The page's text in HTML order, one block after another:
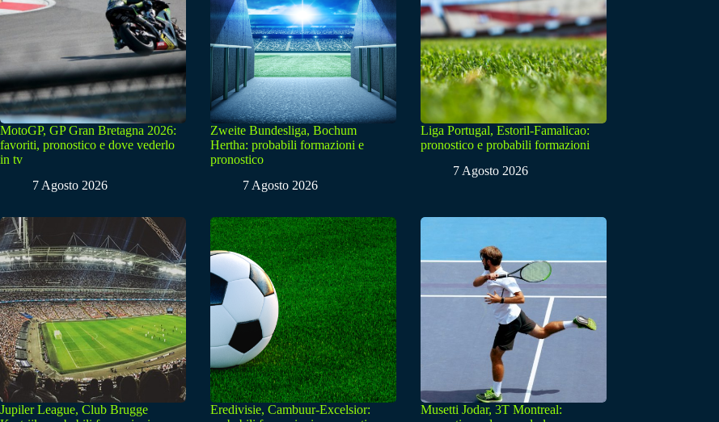
MotoGP, GP Gran Bretagna 2026:
favoriti, pronostico e dove vederlo
in tv
7 Agosto 2026
Zweite Bundesliga, Bochum
Hertha: probabili formazioni e
pronostico
7 Agosto 2026
Liga Portugal, Estoril-Famalicao:
pronostico e probabili formazioni
7 Agosto 2026
Jupiler League, Club Brugge
Eredivisie, Cambuur-Excelsior:
Musetti Jodar, 3T Montreal: